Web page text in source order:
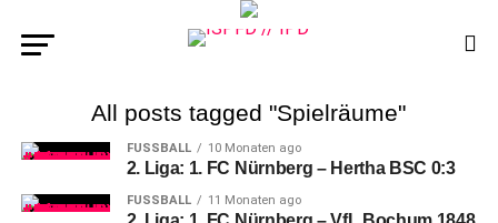
All posts tagged "Spielräume"
FUSSBALL 10 Monaten ago
2. Liga: 1. FC Nürnberg – Hertha BSC 0:3
FUSSBALL 11 Monaten ago